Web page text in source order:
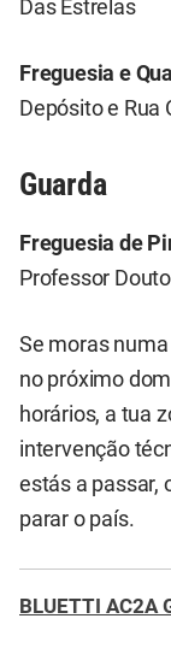
Das Estrelas
Freguesia e
Depósito e Rua
Guarda
Freguesia de
Professor
Se moras
no próximo
horários, a tua
intervenção
estás a passar,
parar o país.
BLUETTI AC2A